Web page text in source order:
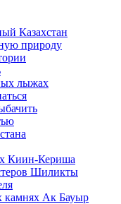
Казахстан
природу
лыжах
Киин-Кериша
Шиликты
камнях Ак Бауыр